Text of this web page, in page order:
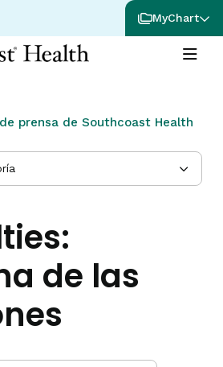
MyChart
prensa de Southcoast Health
de las